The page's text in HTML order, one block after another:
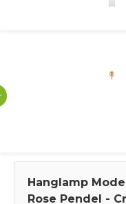
Hanglamp
Rose Pendel -